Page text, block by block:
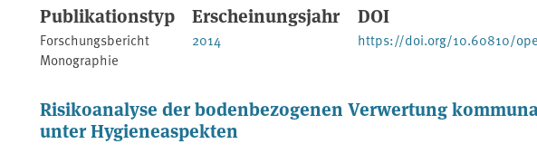
Publikationstyp
Forschungsbericht
Monographie
Erscheinungsjahr
2014
DOI
https://doi.org/10.60810/
Risikoanalyse der bodenbezogenen Verwertung
unter Hygieneaspekten